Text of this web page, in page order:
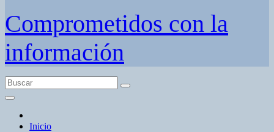
Comprometidos con la
información
Inicio